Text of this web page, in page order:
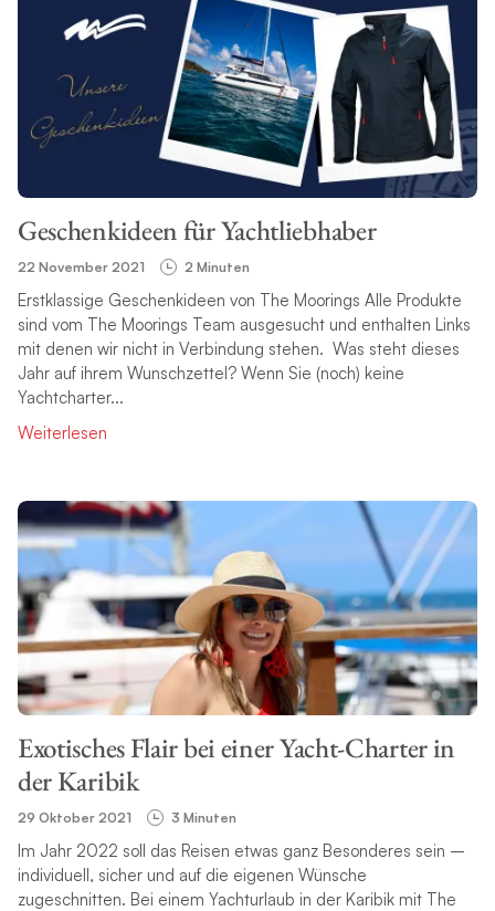
Geschenkideen für Yachtliebhaber
22 November 2021 2 Minuten
Erstklassige Geschenkideen von The Moorings Alle Produkte
sind vom The Moorings Team ausgesucht und enthalten Links
mit denen wir nicht in Verbindung stehen. Was steht dieses
Jahr auf ihrem Wunschzettel? Wenn Sie (noch) keine
Yachtcharter...
Weiterlesen
Exotisches Flair bei einer Yacht-Charter in
der Karibik
29 Oktober 2021 3 Minuten
Im Jahr 2022 soll das Reisen etwas ganz Besonderes sein –
individuell, sicher und auf die eigenen Wünsche
zugeschnitten. Bei einem Yachturlaub in der Karibik mit The